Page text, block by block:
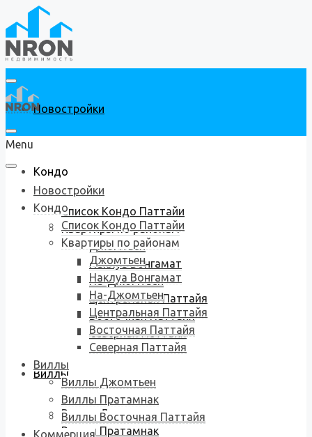
Новостройки
Кондо
Список Кондо Паттайи
Квартиры по районам
Джомтьен
Наклуа Вонгамат
На-Джомтьен
Центральная Паттайя
Восточная Паттайя
Северная Паттайя
Виллы
Виллы Джомтьен
Виллы Пратамнак
Menu
Новостройки
Кондо
Список Кондо Паттайи
Квартиры по районам
Джомтьен
Наклуа Вонгамат
На-Джомтьен
Центральная Паттайя
Восточная Паттайя
Северная Паттайя
Виллы
Виллы Джомтьен
Виллы Пратамнак
Виллы Восточная Паттайя
Коммерция